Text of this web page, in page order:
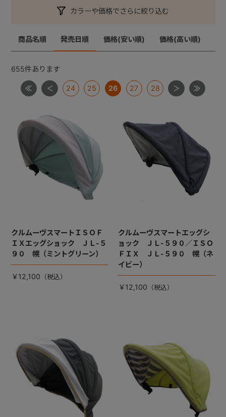
クルムーヴスマート・クルムーヴスマートＩＳＯＦＩＸ
ジョイトリップ
ジョイトリップアドバンスＩＳＯＦＩＸ
ムーブフィットジュニア
ママロン マルゴット ミニマグランデ
【共通部品】ＩＳＯＦＩＸキャップ・すーすーファン・
ロッキングクリップ・ギボシ
【共通部品】ベースカバー・サポートレッグ
カラーや価格でさらに絞り込む
商品名順 発売日順 価格(安い順) 価格(高い順)
655件あります
24 25 26 27 28
クルムーヴスマートＩＳＯＦ
ＩＸエッグショック ＪＬ-５
９０ 幌（ミントグリーン）
￥12,100
クルムーヴスマートエッグシ
ョック ＪＬ-５９０／ＩＳＯ
ＦＩＸ ＪＬ-５９０ 幌（ネ
イビー）
￥12,100